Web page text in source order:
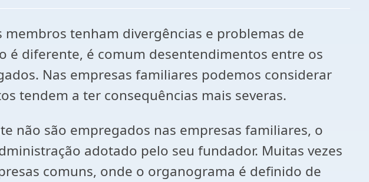
tenham divergências e problemas de
é diferente, é comum desentendimentos entre os
Nas empresas familiares podemos considerar
tendem a ter consequências mais severas.
não são empregados nas empresas familiares, o
adotado pelo seu fundador. Muitas vezes
comuns, onde o organograma é definido de